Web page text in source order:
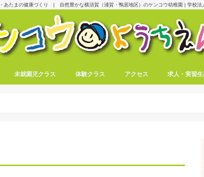
あたまの健康づくり | 自然豊かな横須賀（浦賀・鴨居地区）のケンコウ幼稚園 | 学校法
未就園児クラス 体験クラス アクセス 求人・実習